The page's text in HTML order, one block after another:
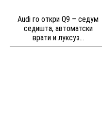
Audi го откри Q9 – седум
седишта, автоматски
врати и луксуз...